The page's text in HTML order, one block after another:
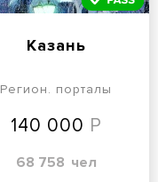
Казань
Регион. порталы
140 000
68 758 чел